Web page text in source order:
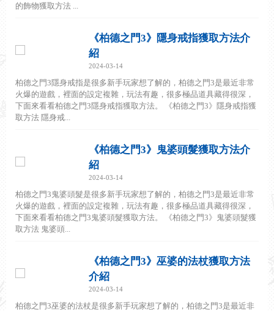
的飾物獲取方法 ...
《柏德之門3》隱身戒指獲取方法介
紹
2024-03-14
柏德之門3隱身戒指是很多新手玩家想了解的，柏德之門3是最近非常
火爆的遊戲，裡面的設定複雜，玩法有趣，很多極品道具藏得很深，
下面來看看柏德之門3隱身戒指獲取方法。 《柏德之門3》隱身戒指獲
取方法 隱身戒...
《柏德之門3》鬼婆頭髮獲取方法介
紹
2024-03-14
柏德之門3鬼婆頭髮是很多新手玩家想了解的，柏德之門3是最近非常
火爆的遊戲，裡面的設定複雜，玩法有趣，很多極品道具藏得很深，
下面來看看柏德之門3鬼婆頭髮獲取方法。 《柏德之門3》鬼婆頭髮獲
取方法 鬼婆頭...
《柏德之門3》巫婆的法杖獲取方法
介紹
2024-03-14
柏德之門3巫婆的法杖是很多新手玩家想了解的，柏德之門3是最近非